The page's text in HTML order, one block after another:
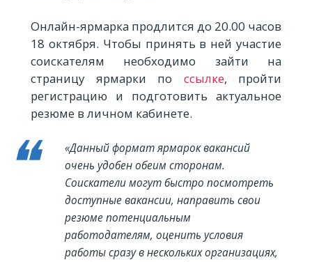
Онлайн-ярмарка продлится до 20.00 часов
18 октября. Чтобы принять в ней участие
соискателям необходимо зайти на
страницу ярмарки по ссылке, пройти
регистрацию и подготовить актуальное
резюме в личном кабинете.
«Данный формат ярмарок вакансий
очень удобен обеим сторонам.
Соискатели могут быстро посмотреть
доступные вакансии, направить свои
резюме потенциальным
работодателям, оценить условия
работы сразу в нескольких организациях,